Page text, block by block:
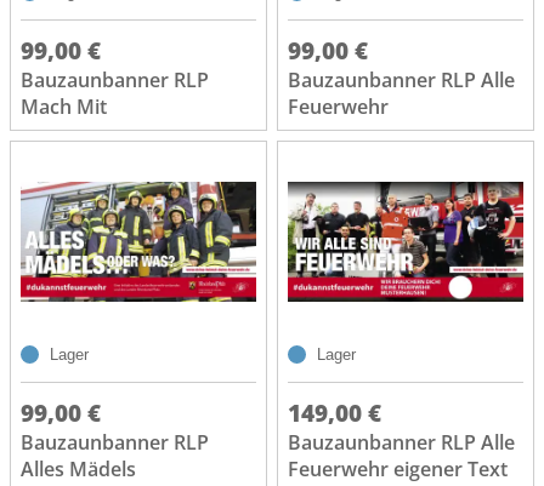
99,00 €
Bauzaunbanner RLP
Mach Mit
99,00 €
Bauzaunbanner RLP Alle
Feuerwehr
Lager
99,00 €
Bauzaunbanner RLP
Alles Mädels
Lager
149,00 €
Bauzaunbanner RLP Alle
Feuerwehr eigener Text